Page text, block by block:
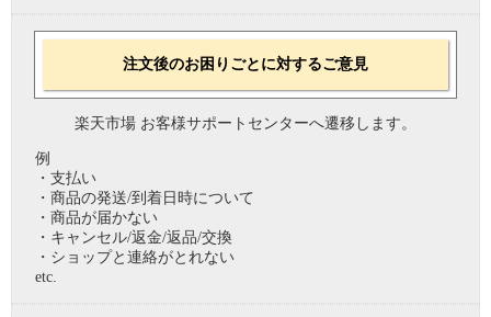
注文後のお困りごとに対するご意見
楽天市場 お客様サポートセンターへ遷移します。
例
・支払い
・商品の発送/到着日時について
・商品が届かない
・キャンセル/返金/返品/交換
・ショップと連絡がとれない
etc.